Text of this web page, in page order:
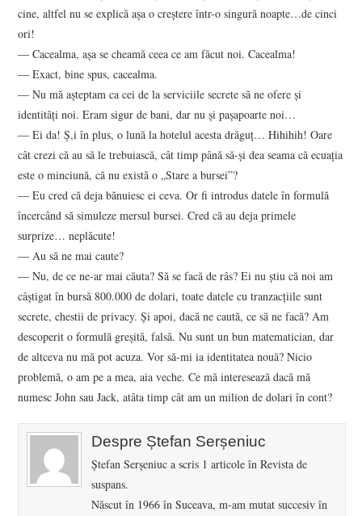
cine, altfel nu se explică aşa o creştere într-o singură noapte…de cinci
ori!
― Cacealma, aşa se cheamă ceea ce am făcut noi. Cacealma!
― Exact, bine spus, cacealma.
― Nu mă aşteptam ca cei de la serviciile secrete să ne ofere şi
identităţi noi. Eram sigur de bani, dar nu şi paşapoarte noi…
― Ei da! Ş,i în plus, o lună la hotelul acesta drăguţ… Hihihih! Oare
cât crezi că au să le trebuiască, cât timp până să-şi dea seama că ecuaţia
este o minciună, că nu există o „Stare a bursei”?
― Eu cred că deja bănuiesc ei ceva. Or fi introdus datele în formulă
încercând să simuleze mersul bursei. Cred că au deja primele
surprize… neplăcute!
― Au să ne mai caute?
― Nu, de ce ne-ar mai căuta? Să se facă de râs? Ei nu ştiu că noi am
câştigat în bursă 800.000 de dolari, toate datele cu tranzacţiile sunt
secrete, chestii de privacy. Şi apoi, dacă ne caută, ce să ne facă? Am
descoperit o formulă greşită, falsă. Nu sunt un bun matematician, dar
de altceva nu mă pot acuza. Vor să-mi ia identitatea nouă? Nicio
problemă, o am pe a mea, aia veche. Ce mă interesează dacă mă
numesc John sau Jack, atâta timp cât am un milion de dolari în cont?
Despre Ștefan Serșeniuc
Ștefan Serșeniuc a scris 1 articole în Revista de
suspans.
Născut în 1966 în Suceava, m-am mutat succesiv în